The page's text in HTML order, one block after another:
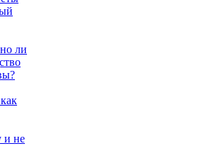
ли
и не